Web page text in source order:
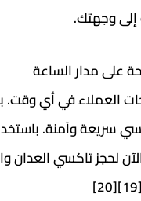
وجهتك.
على مدار الساعة
على مدار الساعة 24/7 لتلبية
سريعة وآمنة.
لحجز تاكسي العدان